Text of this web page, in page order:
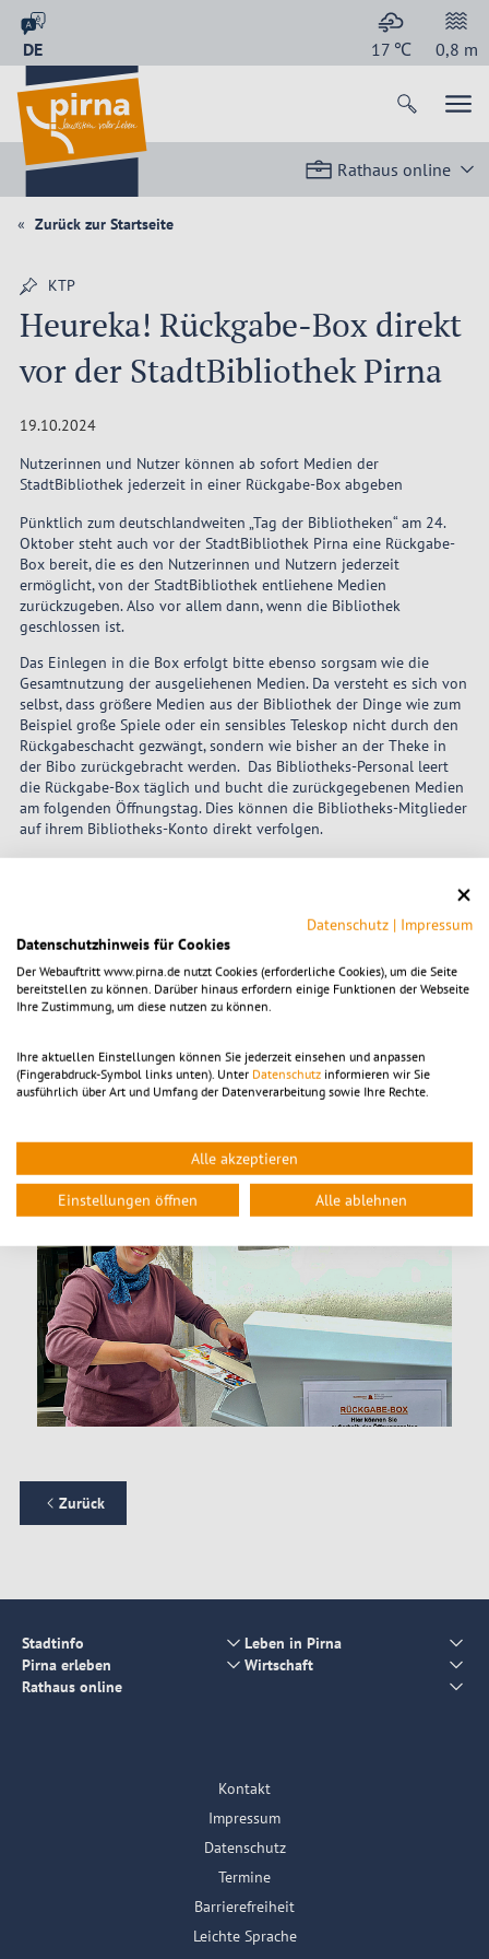
DE 17℃ 0,8 m
Rathaus online
Zurück zur Startseite
KTP
Heureka! Rückgabe-Box direkt
vor der StadtBibliothek Pirna
19.10.2024
Nutzerinnen und Nutzer können ab sofort Medien der
StadtBibliothek jederzeit in einer Rückgabe-Box abgeben
Pünktlich zum deutschlandweiten „Tag der Bibliotheken“ am 24.
Oktober steht auch vor der StadtBibliothek Pirna eine Rückgabe-
Box bereit, die es den Nutzerinnen und Nutzern jederzeit
ermöglicht, von der StadtBibliothek entliehene Medien
zurückzugeben. Also vor allem dann, wenn die Bibliothek
geschlossen ist.
Das Einlegen in die Box erfolgt bitte ebenso sorgsam wie die
Gesamtnutzung der ausgeliehenen Medien. Da versteht es sich von
selbst, dass größere Medien aus der Bibliothek der Dinge wie zum
Beispiel große Spiele oder ein sensibles Teleskop nicht durch den
Rückgabeschacht gezwängt, sondern wie bisher an der Theke in
der Bibo zurückgebracht werden. Das Bibliotheks-Personal leert
die Rückgabe-Box täglich und bucht die zurückgegebenen Medien
am folgenden Öffnungstag. Dies können die Bibliotheks-Mitglieder
auf ihrem Bibliotheks-Konto direkt verfolgen.
und Kultureinrichtung. Wir hoffen der Gebrauch der Rückgabe-Box
bestätigt diese positive Einschätzung.
Mit der wetterfesten Box vor der Tür erweitern sich die
Rückgabezeiten enorm. Ein hilfreicher Service für Nutzerinnen und
ankommt, zeigten bereits die ersten Gespräche bei ihrer
Aufstellung.
Zurück
Stadtinfo
Leben in Pirna
Pirna erleben
Wirtschaft
Rathaus online
Kontakt
Impressum
Datenschutz
Termine
Barrierefreiheit
Leichte Sprache
Datenschutz | Impressum
Datenschutzhinweis für Cookies
Der Webauftritt www.pirna.de nutzt Cookies (erforderliche Cookies), um die Seite
bereitstellen zu können. Darüber hinaus erfordern einige Funktionen der Webseite
Ihre Zustimmung, um diese nutzen zu können.
Ihre aktuellen Einstellungen können Sie jederzeit einsehen und anpassen
(Fingerabdruck-Symbol links unten). Unter Datenschutz informieren wir Sie
ausführlich über Art und Umfang der Datenverarbeitung sowie Ihre Rechte.
Alle akzeptieren
Einstellungen öffnen Alle ablehnen